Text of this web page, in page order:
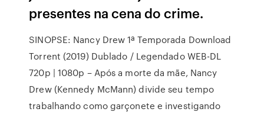
presentes na cena do crime.
SINOPSE: Nancy Drew 1ª Temporada Download
Torrent (2019) Dublado / Legendado WEB-DL
720p | 1080p – Após a morte da mãe, Nancy
Drew (Kennedy McMann) divide seu tempo
trabalhando como garçonete e investigando